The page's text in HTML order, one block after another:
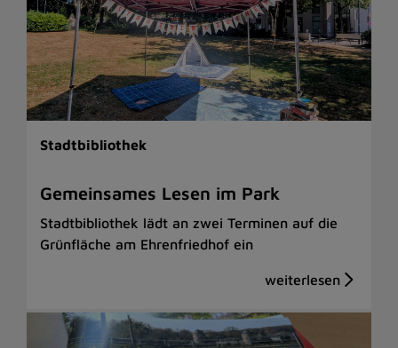
Stadtbibliothek
Gemeinsames Lesen im Park
Stadtbibliothek lädt an zwei Terminen auf die
Grünfläche am Ehrenfriedhof ein